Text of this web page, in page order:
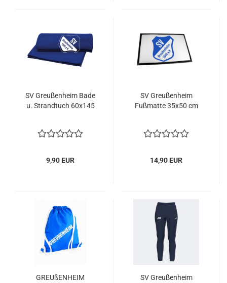
SV Greußenheim Bade
u. Strandtuch 60x145
9,90 EUR
SV Greußenheim
Fußmatte 35x50 cm
14,90 EUR
GREUßENHEIM
SV Greußenheim